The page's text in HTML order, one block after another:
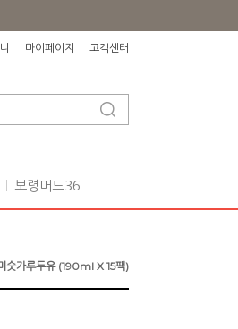
마이페이지 고객센터
보령머드36
숫가루두유 (190ml X 15팩)